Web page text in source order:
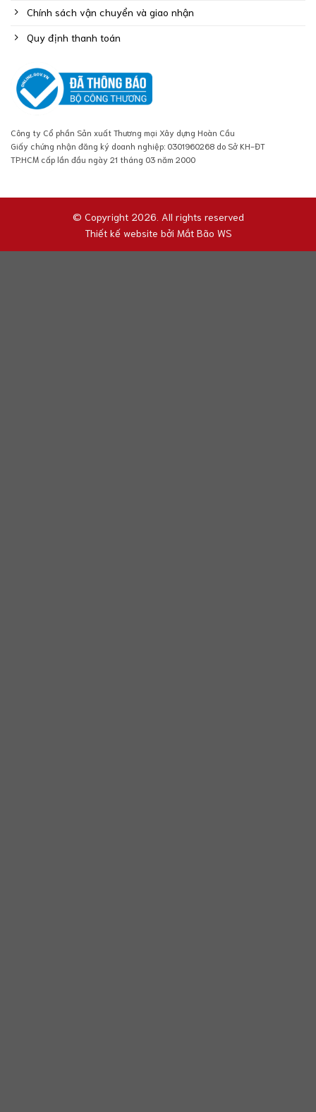
Chính sách vận chuyển và giao nhận
Quy định thanh toán
Công ty Cổ phần Sản xuất Thương mại Xây dựng Hoàn Cầu
Giấy chứng nhận đăng ký doanh nghiệp: 0301960268 do Sở KH-ĐT
TP.HCM cấp lần đầu ngày 21 tháng 03 năm 2000
© Copyright 2026. All rights reserved
Thiết kế website bởi Mắt Bão WS